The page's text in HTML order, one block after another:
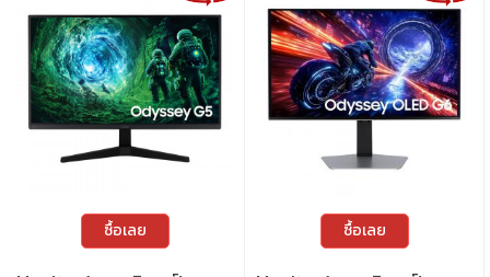
ซื้อเลย ซื้อเลย